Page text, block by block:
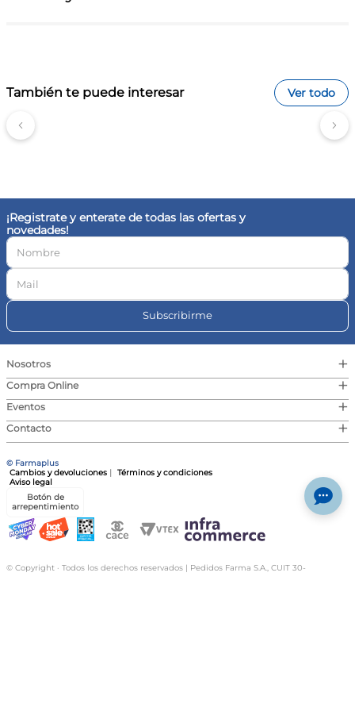
También te puede interesar Ver todo
¡Registrate y enterate de todas las ofertas y
novedades!
Subscribirme
Nosotros +
Compra Online +
Eventos +
Contacto +
© Farmaplus
Cambios y devoluciones
Términos y condiciones
Aviso legal
Botón de
arrepentimiento
© Copyright · Todos los derechos reservados | Pedidos Farma S.A., CUIT 30-